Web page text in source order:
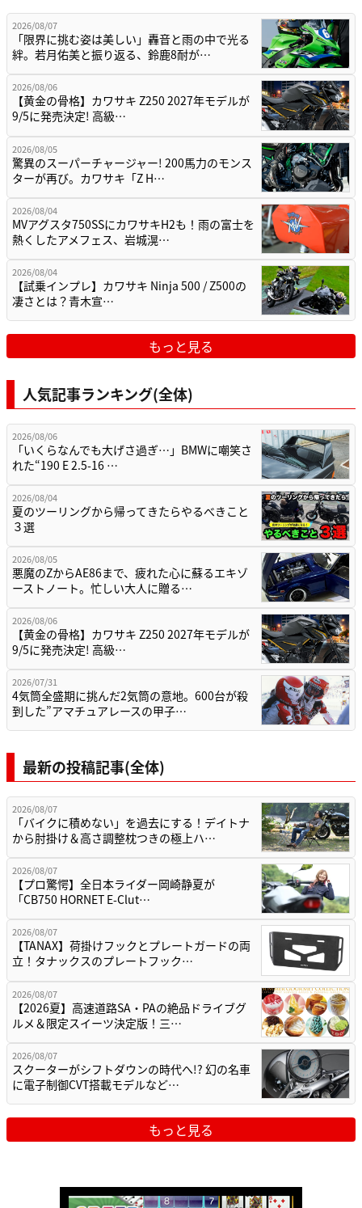
2026/08/07
「限界に挑む姿は美しい」轟音と雨の中で光る
絆。若月佑美と振り返る、鈴鹿8耐が…
2026/08/06
【黄金の骨格】カワサキ Z250 2027年モデルが
9/5に発売決定! 高級…
2026/08/05
驚異のスーパーチャージャー! 200馬力のモンス
ターが再び。カワサキ「Z H…
2026/08/04
MVアグスタ750SSにカワサキH2も！雨の富士を
熱くしたアメフェス、岩城滉…
2026/08/04
【試乗インプレ】カワサキ Ninja 500 / Z500の
凄さとは？青木宣…
もっと見る
人気記事ランキング(全体)
2026/08/06
「いくらなんでも大げさ過ぎ…」BMWに嘲笑さ
れた“190 E 2.5-16 …
2026/08/04
夏のツーリングから帰ってきたらやるべきこと
３選
2026/08/05
悪魔のZからAE86まで、疲れた心に蘇るエキゾ
ーストノート。忙しい大人に贈る…
2026/08/06
【黄金の骨格】カワサキ Z250 2027年モデルが
9/5に発売決定! 高級…
2026/07/31
4気筒全盛期に挑んだ2気筒の意地。600台が殺
到した”アマチュアレースの甲子…
最新の投稿記事(全体)
2026/08/07
「バイクに積めない」を過去にする！デイトナ
から肘掛け＆高さ調整枕つきの極上ハ…
2026/08/07
【プロ驚愕】全日本ライダー岡崎静夏が
「CB750 HORNET E-Clut…
2026/08/07
【TANAX】荷掛けフックとプレートガードの両
立！タナックスのプレートフック…
2026/08/07
【2026夏】高速道路SA・PAの絶品ドライブグ
ルメ＆限定スイーツ決定版！三…
2026/08/07
スクーターがシフトダウンの時代へ!? 幻の名車
に電子制御CVT搭載モデルなど…
もっと見る